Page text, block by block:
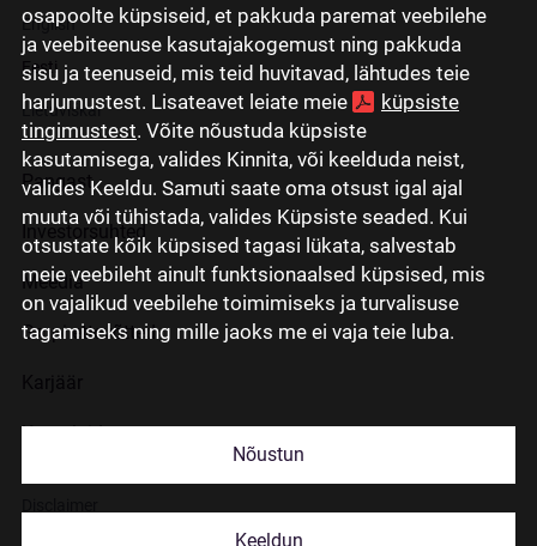
osapoolte küpsiseid, et pakkuda paremat veebilehe
ja veebiteenuse kasutajakogemust ning pakkuda
sisu ja teenuseid, mis teid huvitavad, lähtudes teie
harjumustest. Lisateavet leiate meie
küpsiste
tingimustest. Võite nõustuda küpsiste
kasutamisega, valides Kinnita, või keelduda neist,
valides Keeldu. Samuti saate oma otsust igal ajal
muuta või tühistada, valides Küpsiste seaded. Kui
otsustate kõik küpsised tagasi lükata, salvestab
meie veebileht ainult funktsionaalsed küpsised, mis
on vajalikud veebilehe toimimiseks ja turvalisuse
tagamiseks ning mille jaoks me ei vaja teie luba.
Nõustun
Keeldun
English
Eesti
Lietuviškai
Pangast
Investorsuhted
Meedia
Grupi ettevõtted
Kontaktid